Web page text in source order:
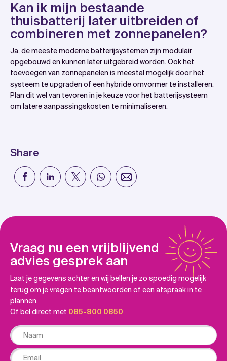
Kan ik mijn bestaande
thuisbatterij later uitbreiden of
combineren met zonnepanelen?
Ja, de meeste moderne batterijsystemen zijn modulair
opgebouwd en kunnen later uitgebreid worden. Ook het
toevoegen van zonnepanelen is meestal mogelijk door het
systeem te upgraden of een hybride omvormer te installeren.
Plan dit wel van tevoren in je keuze voor het batterijsysteem
om latere aanpassingskosten te minimaliseren.
Share
Vraag nu een vrijblijvend
advies gesprek aan
Laat je gegevens achter en wij bellen je zo spoedig mogelijk
terug om je vragen te beantwoorden of een afspraak in te
plannen.
Of bel direct met 085-800 0850
Naam
Email